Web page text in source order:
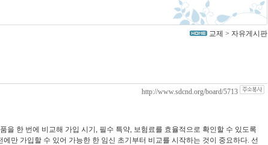
교제 > 자유게시판
http://www.sdcnd.org/board/5713
을 한 번에 비교해 가입 시기, 필수 특약, 보험료를 효율적으로 확인할 수 있도록
만 가입할 수 있어 가능한 한 임신 초기부터 비교를 시작하는 것이 중요하다. 선